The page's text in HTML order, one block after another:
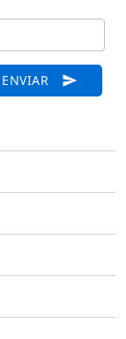
ENVIAR send